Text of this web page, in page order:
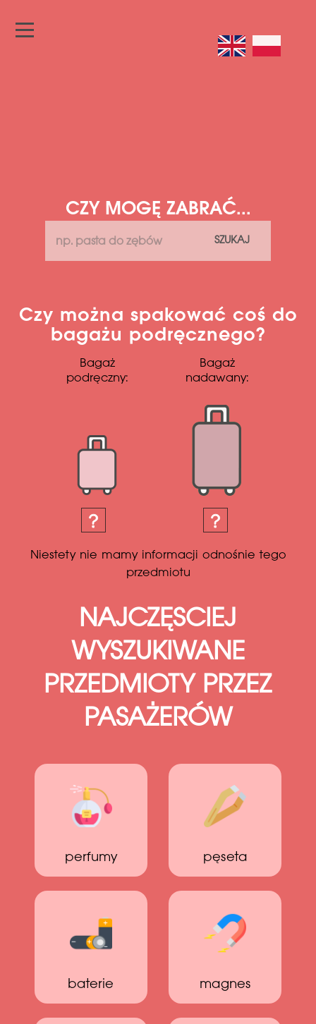
CZY MOGĘ ZABRAĆ...
SZUKAJ
Czy można spakować coś do
bagażu podręcznego?
Bagaż
podręczny:
Bagaż
nadawany:
Niestety nie mamy informacji odnośnie tego
przedmiotu
NAJCZĘSCIEJ
WYSZUKIWANE
PRZEDMIOTY PRZEZ
PASAŻERÓW
perfumy pęseta
baterie magnes